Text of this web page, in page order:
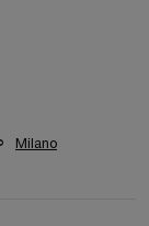
Milano